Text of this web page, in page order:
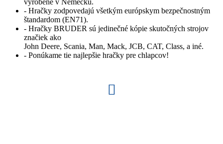
- Hračky zodpovedajú všetkým európskym bezpečnostným
štandardom (EN71).
- Hračky BRUDER sú jedinečné kópie skutočných strojov
značiek ako
John Deere, Scania, Man, Mack, JCB, CAT, Class, a iné.
- Ponúkame tie najlepšie hračky pre chlapcov!